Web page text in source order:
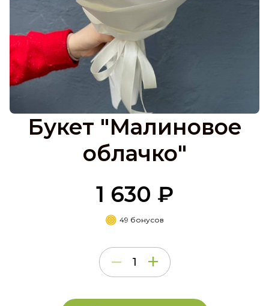
Букет "Малиновое
облачко"
1 630 ₽
49 бонусов